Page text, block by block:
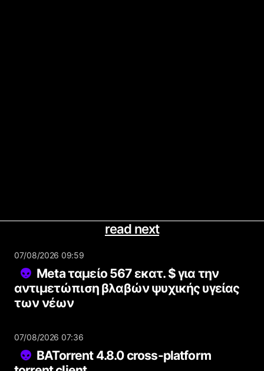
read next
07/08/2026 09:59
Meta ταμείο 567 εκατ. $ για την
αντιμετώπιση βλαβών ψυχικής υγείας
των νέων
07/08/2026 07:36
BATorrent 4.8.0 cross-platform